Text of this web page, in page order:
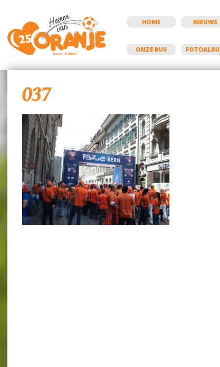
HOME NIEUWS
ONZE BUS
037